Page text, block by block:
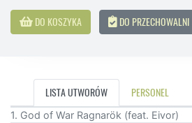
DO KOSZYKA DO PRZECHOWALNI
LISTA UTWORÓW PERSONEL
1. God of War Ragnarök (feat. Eivor)